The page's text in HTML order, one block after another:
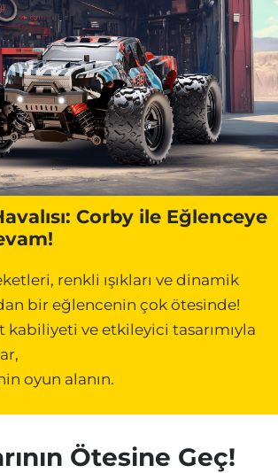
Corby ile Eğlenceye
renkli ışıkları ve dinamik
bir eğlencenin çok ötesinde!
kabiliyeti ve etkileyici tasarımıyla
oyun alanın.
Ötesine Geç!​